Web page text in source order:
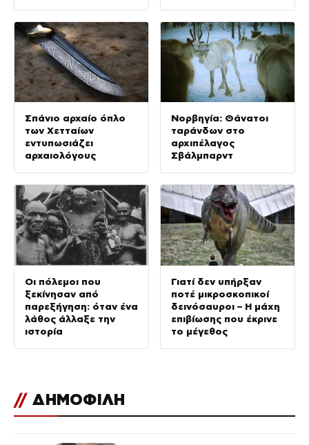
Σπάνιο αρχαίο όπλο
των Χετταίων
εντυπωσιάζει
αρχαιολόγους
Νορβηγία: Θάνατοι
ταράνδων στο
αρχιπέλαγος
Σβάλμπαρντ
Οι πόλεμοι που
ξεκίνησαν από
παρεξήγηση: όταν ένα
λάθος άλλαξε την
ιστορία
Γιατί δεν υπήρξαν
ποτέ μικροσκοπικοί
δεινόσαυροι – Η μάχη
επιβίωσης που έκρινε
το μέγεθος
// ΔΗΜΟΦΙΛΗ